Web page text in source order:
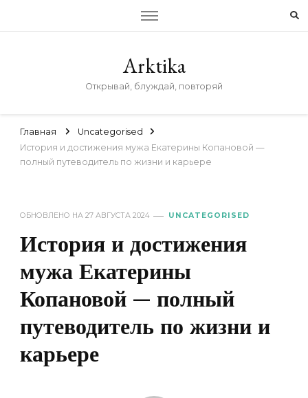
Arktika
Открывай, блуждай, повторяй
Главная
Uncategorised
История и достижения мужа Екатерины Копановой —
полный путеводитель по жизни и карьере
ОБНОВЛЕНО НА 27 АВГУСТА 2024 UNCATEGORISED
История и достижения
мужа Екатерины
Копановой — полный
путеводитель по жизни и
карьере